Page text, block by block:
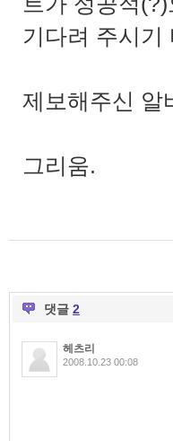
기다려 주시기
제보해주신 알
그리움.
댓글 2
헤츠리
2008.10.23 00:08